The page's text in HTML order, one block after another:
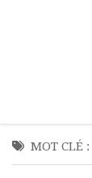
MOT CLÉ :